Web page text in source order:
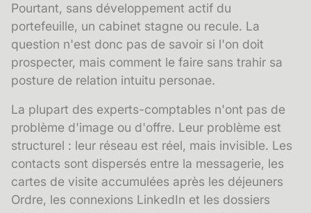
Pourtant, sans développement actif du
portefeuille, un cabinet stagne ou recule. La
question n'est donc pas de savoir si l'on doit
prospecter, mais comment le faire sans trahir sa
posture de relation intuitu personae.
La plupart des experts-comptables n'ont pas de
problème d'image ou d'offre. Leur problème est
structurel : leur réseau est réel, mais invisible. Les
contacts sont dispersés entre la messagerie, les
cartes de visite accumulées après les déjeuners
Ordre, les connexions LinkedIn et les dossiers